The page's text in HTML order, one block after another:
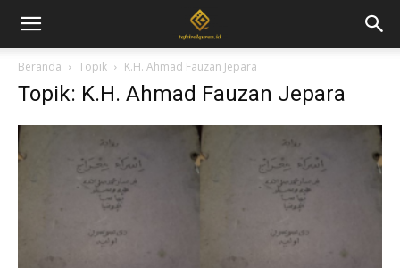
Beranda Topik K.H. Ahmad Fauzan Jepara
Topik: K.H. Ahmad Fauzan Jepara